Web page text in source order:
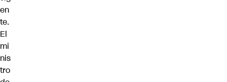
en
te.
El
mi
nis
tro